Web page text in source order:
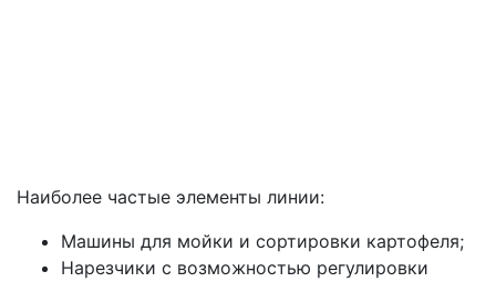
Наиболее частые элементы линии:
Машины для мойки и сортировки картофеля;
Нарезчики с возможностью регулировки